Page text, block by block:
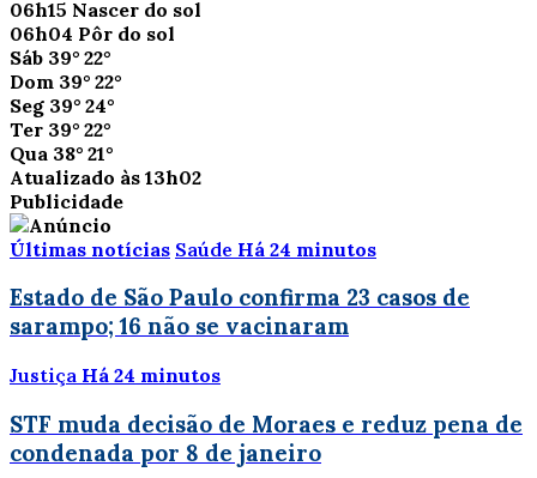
06h15 Nascer do sol
06h04 Pôr do sol
Sáb 39° 22°
Dom 39° 22°
Seg 39° 24°
Ter 39° 22°
Qua 38° 21°
Atualizado às 13h02
Publicidade
Últimas notícias Saúde Há 24 minutos
Estado de São Paulo confirma 23 casos de
sarampo; 16 não se vacinaram
Justiça Há 24 minutos
STF muda decisão de Moraes e reduz pena de
condenada por 8 de janeiro